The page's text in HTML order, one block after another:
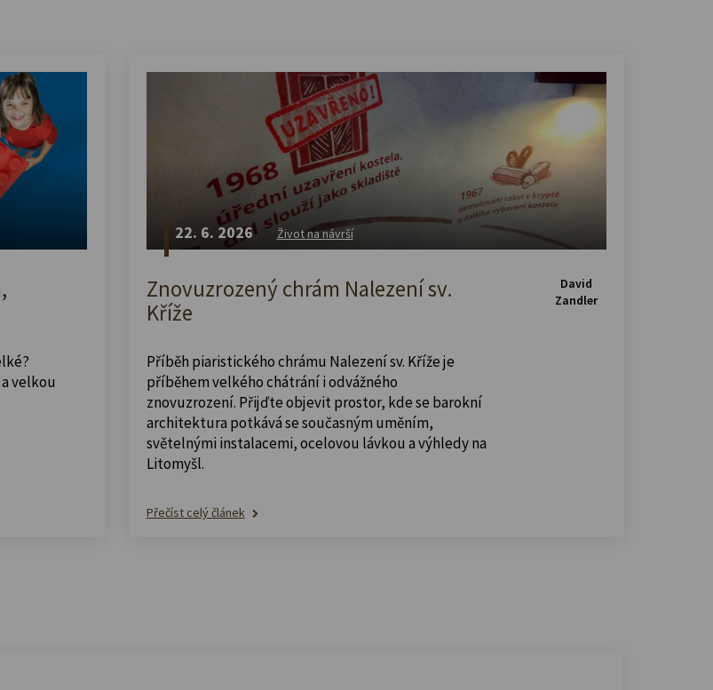
velkou
22. 6. 2026 Život na návrší
Znovuzrozený chrám Nalezení sv.
Kříže
Příběh piaristického chrámu Nalezení sv. Kříže je
příběhem velkého chátrání i odvážného
znovuzrození. Přijďte objevit prostor, kde se barokní
architektura potkává se současným uměním,
světelnými instalacemi, ocelovou lávkou a výhledy na
Litomyšl.
Přečíst celý článek
David
Zandler